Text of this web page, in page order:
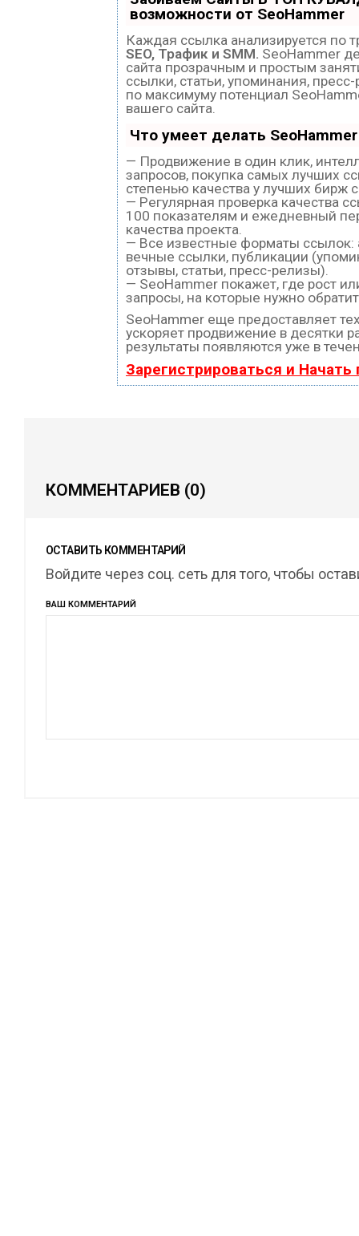
возможности от SeoHammer
Каждая ссылка анализируется по
SEO, Трафик и SMM. SeoHammer
сайта прозрачным и простым
ссылки, статьи, упоминания,
по максимуму потенциал
вашего сайта.
Что умеет делать SeoHammer
— Продвижение в один клик,
запросов, покупка самых лучших
степенью качества у лучших бирж
— Регулярная проверка качества
100 показателям и ежедневный
качества проекта.
— Все известные форматы ссылок:
вечные ссылки, публикации
отзывы, статьи, пресс-релизы).
— SeoHammer покажет, где рост
запросы, на которые нужно
SeoHammer еще предоставляет
ускоряет продвижение в десятки
результаты появляются уже в
Зарегистрироваться и
КОММЕНТАРИЕВ (0)
ОСТАВИТЬ КОММЕНТАРИЙ
Войдите через соц. сеть для того, чтобы
ВАШ КОММЕНТАРИЙ